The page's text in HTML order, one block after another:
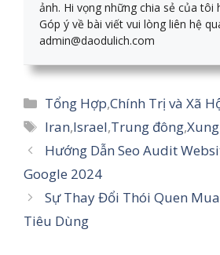
ảnh. Hi vọng những chia sẻ của tôi
Góp ý về bài viết vui lòng liên hệ
admin@daodulich.com
Danh
mục
Tổng Hợp,Chính Trị và Xã
Thẻ
Iran,Israel,Trung đông,
Hướng Dẫn Seo Audit
Google 2024
Sự Thay Đổi Thói Quen
Tiêu Dùng